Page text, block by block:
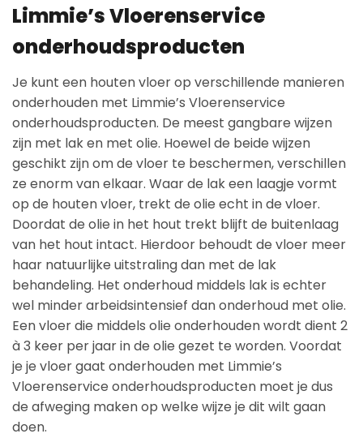
Limmie’s Vloerenservice
onderhoudsproducten
Je kunt een houten vloer op verschillende manieren
onderhouden met Limmie’s Vloerenservice
onderhoudsproducten. De meest gangbare wijzen
zijn met lak en met olie. Hoewel de beide wijzen
geschikt zijn om de vloer te beschermen, verschillen
ze enorm van elkaar. Waar de lak een laagje vormt
op de houten vloer, trekt de olie echt in de vloer.
Doordat de olie in het hout trekt blijft de buitenlaag
van het hout intact. Hierdoor behoudt de vloer meer
haar natuurlijke uitstraling dan met de lak
behandeling. Het onderhoud middels lak is echter
wel minder arbeidsintensief dan onderhoud met olie.
Een vloer die middels olie onderhouden wordt dient 2
à 3 keer per jaar in de olie gezet te worden. Voordat
je je vloer gaat onderhouden met Limmie’s
Vloerenservice onderhoudsproducten moet je dus
de afweging maken op welke wijze je dit wilt gaan
doen.